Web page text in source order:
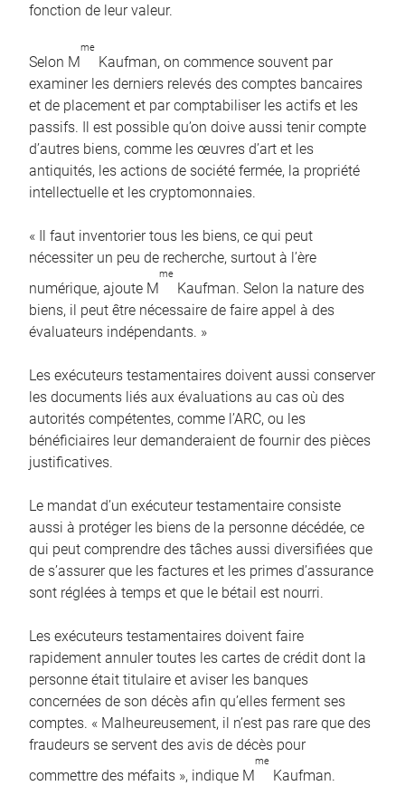
fonction de leur valeur.
Selon M
me
Kaufman, on commence souvent par
examiner les derniers relevés des comptes bancaires
et de placement et par comptabiliser les actifs et les
passifs. Il est possible qu’on doive aussi tenir compte
d’autres biens, comme les œuvres d’art et les
antiquités, les actions de société fermée, la propriété
intellectuelle et les cryptomonnaies.
« Il faut inventorier tous les biens, ce qui peut
nécessiter un peu de recherche, surtout à l’ère
numérique, ajoute M
me
Kaufman. Selon la nature des
biens, il peut être nécessaire de faire appel à des
évaluateurs indépendants. »
Les exécuteurs testamentaires doivent aussi conserver
les documents liés aux évaluations au cas où des
autorités compétentes, comme l’ARC, ou les
bénéficiaires leur demanderaient de fournir des pièces
justificatives.
Le mandat d’un exécuteur testamentaire consiste
aussi à protéger les biens de la personne décédée, ce
qui peut comprendre des tâches aussi diversifiées que
de s’assurer que les factures et les primes d’assurance
sont réglées à temps et que le bétail est nourri.
Les exécuteurs testamentaires doivent faire
rapidement annuler toutes les cartes de crédit dont la
personne était titulaire et aviser les banques
concernées de son décès afin qu’elles ferment ses
comptes. « Malheureusement, il n’est pas rare que des
fraudeurs se servent des avis de décès pour
commettre des méfaits », indique M
me
Kaufman.